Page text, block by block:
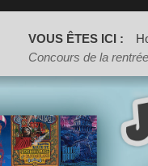
VOUS ÊTES ICI :
Concours de la